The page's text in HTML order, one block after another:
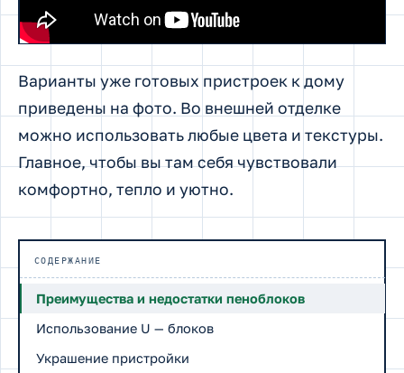
Варианты уже готовых пристроек к дому
приведены на фото. Во внешней отделке
можно использовать любые цвета и текстуры.
Главное, чтобы вы там себя чувствовали
комфортно, тепло и уютно.
СОДЕРЖАНИЕ
Преимущества и недостатки пеноблоков
Использование U — блоков
Украшение пристройки